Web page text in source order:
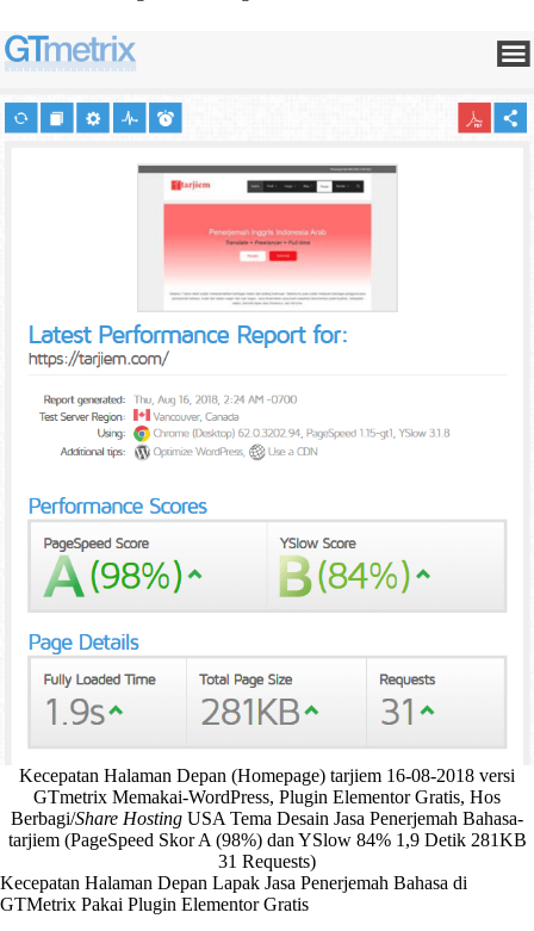
Kecepatan Halaman Depan (Homepage) tarjiem 16-08-2018 versi
GTmetrix Memakai-WordPress, Plugin Elementor Gratis, Hos
Berbagi/Share Hosting USA Tema Desain Jasa Penerjemah Bahasa-
tarjiem (PageSpeed Skor A (98%) dan YSlow 84% 1,9 Detik 281KB
31 Requests)
Kecepatan Halaman Depan Lapak Jasa Penerjemah Bahasa di
GTMetrix Pakai Plugin Elementor Gratis